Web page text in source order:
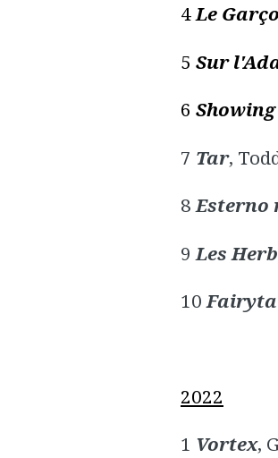
4Le
5 Sur
6 Showing
7 Tar,
8Esterno
9 Les
10
2022
1 Vortex,